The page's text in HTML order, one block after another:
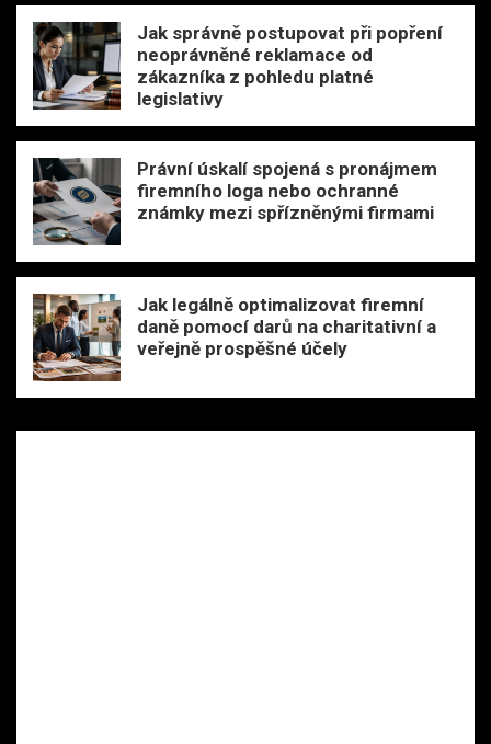
Jak správně postupovat při popření
neoprávněné reklamace od
zákazníka z pohledu platné
legislativy
Právní úskalí spojená s pronájmem
firemního loga nebo ochranné
známky mezi spřízněnými firmami
Jak legálně optimalizovat firemní
daně pomocí darů na charitativní a
veřejně prospěšné účely